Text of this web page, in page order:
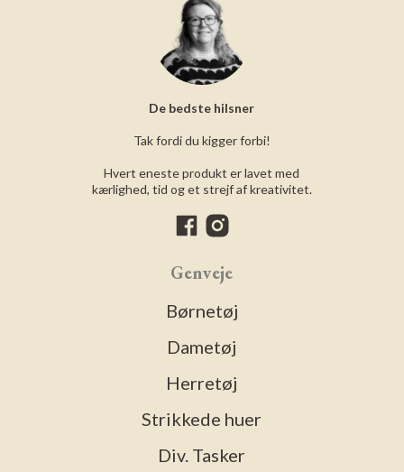
De bedste hilsner
Tak fordi du kigger forbi!
Hvert eneste produkt er lavet med
kærlighed, tid og et strejf af kreativitet.
Genveje
Børnetøj
Dametøj
Herretøj
Strikkede huer
Div. Tasker